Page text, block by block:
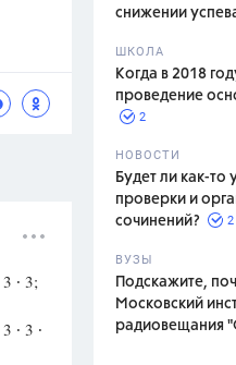
снижении
ШКОЛА
Когда в 2018
проведение
2
НОВОСТИ
Будет ли как-то
проверки и
сочинений?
2
ВУЗЫ
Подскажите,
Московский
радиовещания
∙ 3;
∙ 3 ∙